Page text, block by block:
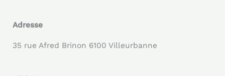
Adresse
35 rue Afred Brinon 6100 Villeurbanne